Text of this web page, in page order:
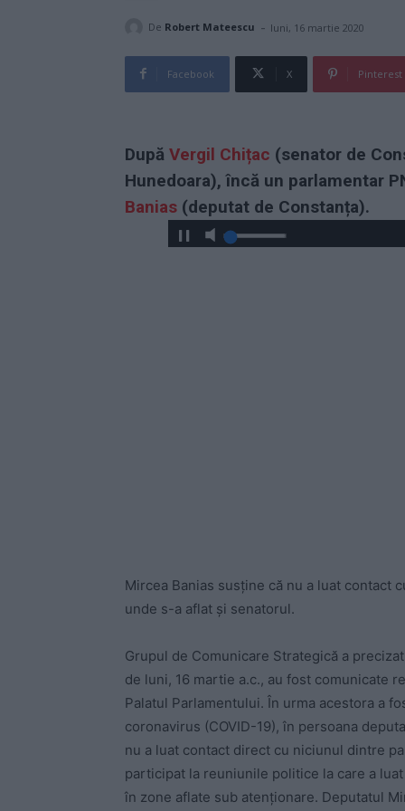
De Robert Mateescu - luni, 16 martie 2020
Facebook X Pinterest
După Vergil Chițac (senator de
Hunedoara), încă un parlamentar
Banias (deputat de Constanța).
Mircea Banias susține că nu a luat contact
unde s-a aflat și senatorul.
Grupul de Comunicare Strategică a
de luni, 16 martie a.c., au fost comunicate
Palatul Parlamentului. În urma acestora a
coronavirus (COVID-19), în persoana
nu a luat contact direct cu niciunul dintre
participat la reuniunile politice la care a
în zone aflate sub atenționare. Deputatul